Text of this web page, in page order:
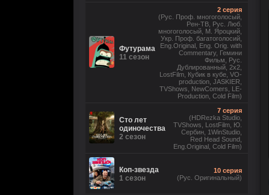
Футурама
11 сезон
2 серия
(Рус. Проф. многоголосый,
Рен-ТВ, Рус. Люб.
многоголосый, М. Яроцкий,
Укр. Проф. багатоголосий,
Eng.Original, Eng. Orig. with
Commentary, Гемини
Фильм, Рус.
Дублированный, 2x2,
LostFilm, Кубик в кубе, VO-
production, JASKIER,
TVShows, NewComers, LE-
Production, Cold Film)
Сто лет
одиночества
2 сезон
7 серия
(HDRezka Studio,
TVShows, LostFilm, Ю.
Сербин, 1WinStudio,
Red Head Sound,
Eng.Original, Cold Film)
Коп-звезда
1 сезон
10 серия
(Рус. Оригинальный)